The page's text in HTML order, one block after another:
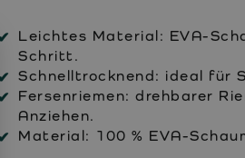
Leichtes Material: EVA-
Schritt.
Schnelltrocknend: ideal für
Fersenriemen: drehbarer
Anziehen.
Material: 100 % EVA-